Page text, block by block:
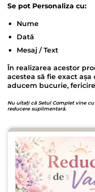
Se pot Personaliza cu:
Nume
Dată
Mesaj / Text
În realizarea acestor
acestea să fie exact
aducem bucurie,
Nu uitați că Setul Complet vine
reducere suplimentară.